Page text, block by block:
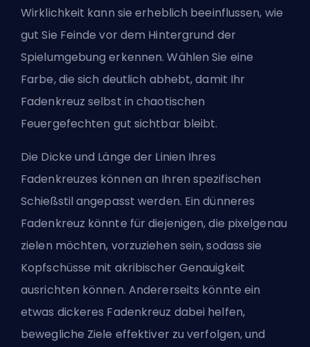
Wirklichkeit kann sie erheblich beeinflussen, wie
gut Sie Feinde vor dem Hintergrund der
Spielumgebung erkennen. Wählen Sie eine
Farbe, die sich deutlich abhebt, damit Ihr
Fadenkreuz selbst in chaotischen
Feuergefechten gut sichtbar bleibt.
Die Dicke und Länge der Linien Ihres
Fadenkreuzes können an Ihren spezifischen
Schießstil angepasst werden. Ein dünneres
Fadenkreuz könnte für diejenigen, die pixelgenau
zielen möchten, vorzuziehen sein, sodass sie
Kopfschüsse mit akribischer Genauigkeit
ausrichten können. Andererseits könnte ein
etwas dickeres Fadenkreuz dabei helfen,
bewegliche Ziele effektiver zu verfolgen, und